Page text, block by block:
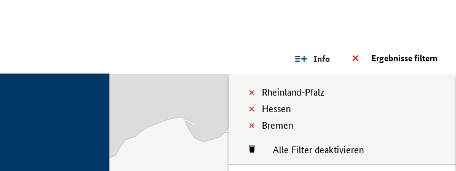
Ergebnisse filtern
Info
Rheinland-Pfalz
Hessen
Bremen
Alle Filter deaktivieren